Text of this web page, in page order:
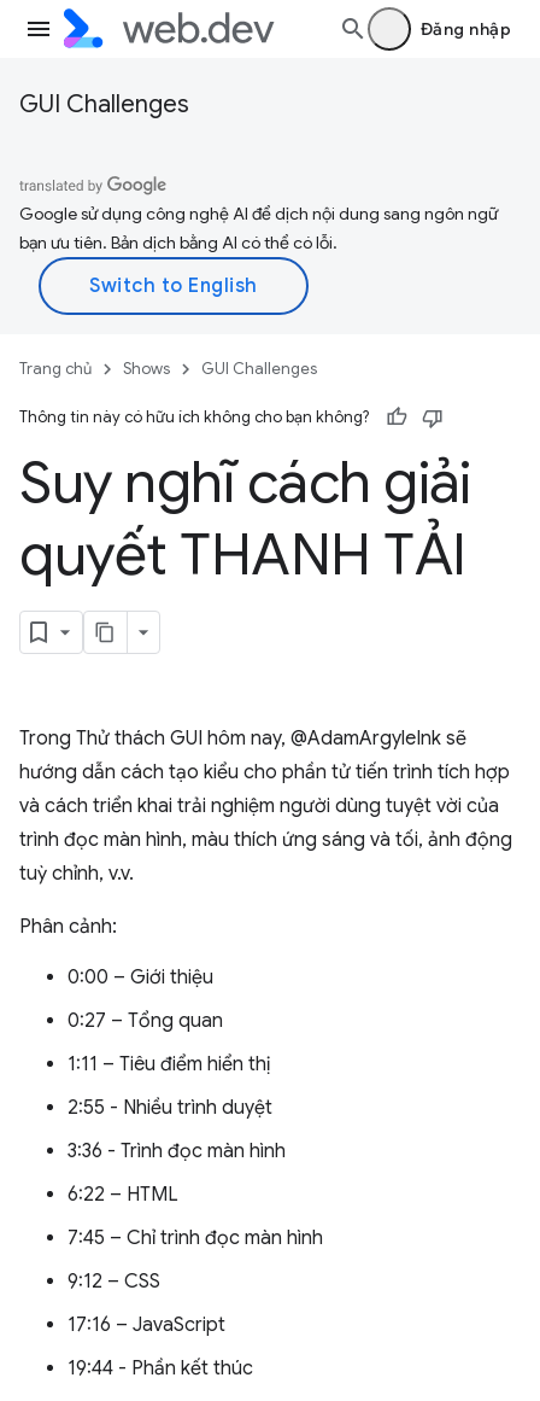
Đăng nhập
GUI Challenges
Google sử dụng công nghệ AI để dịch nội dung sang ngôn ngữ
bạn ưu tiên. Bản dịch bằng AI có thể có lỗi.
Trang chủ Shows GUI Challenges
Thông tin này có hữu ích không cho bạn không?
Suy nghĩ cách giải
quyết THANH TẢI
Trong Thử thách GUI hôm nay, @AdamArgyleInk sẽ
hướng dẫn cách tạo kiểu cho phần tử tiến trình tích hợp
và cách triển khai trải nghiệm người dùng tuyệt vời của
trình đọc màn hình, màu thích ứng sáng và tối, ảnh động
tuỳ chỉnh, v.v.
Phân cảnh:
0:00 – Giới thiệu
0:27 – Tổng quan
1:11 – Tiêu điểm hiển thị
2:55 - Nhiều trình duyệt
3:36 - Trình đọc màn hình
6:22 – HTML
7:45 – Chỉ trình đọc màn hình
9:12 – CSS
17:16 – JavaScript
19:44 - Phần kết thúc